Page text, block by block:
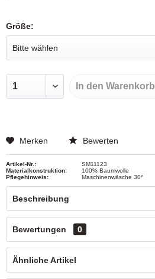
Größe:
In den Warenkorb
Merken Bewerten
Artikel-Nr.:
SM11123
Materialkonstruktion:
100% Baumwolle
Pflegehinweis:
Maschinenwäsche 30°
Beschreibung
Bewertungen 0
Ähnliche Artikel